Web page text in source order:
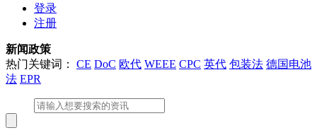
登录
注册
新闻政策
热门关键词： CE DoC 欧代 WEEE CPC 英代 包装法 德国电池
法 EPR